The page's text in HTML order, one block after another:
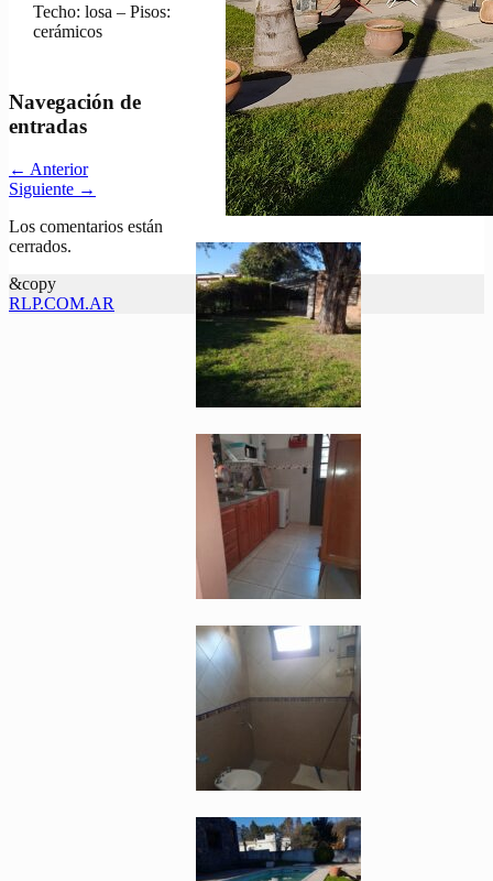
Techo: losa – Pisos:
cerámicos
Navegación de
entradas
← Anterior
Siguiente →
Los comentarios están
cerrados.
&copy
RLP.COM.AR